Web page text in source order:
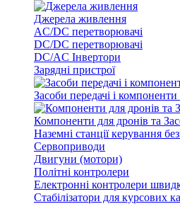
Джерела живлення
AC/DC перетворювачі
DC/DC перетворювачі
DC/AC Інвертори
Зарядні пристрої
Засоби передачі і компоненти
Компоненти для дронів та
Наземні станції керування
Сервоприводи
Двигуни (мотори)
Політні контролери
Електронні контролери
Стабілізатори для курсових